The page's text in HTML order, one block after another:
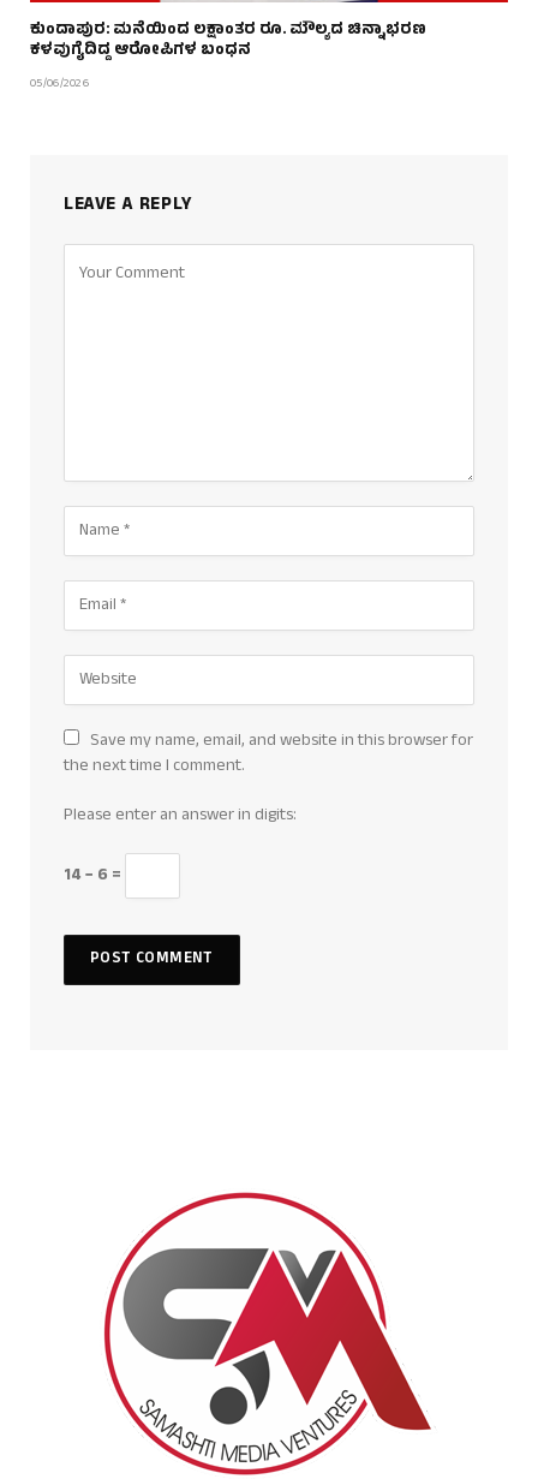
ಕುಂದಾಪುರ: ‌ಮನೆಯಿಂದ ಲಕ್ಷಾಂತರ ರೂ. ಮೌಲ್ಯದ ಚಿನ್ನಾಭರಣ
ಕಳವುಗೈದಿದ್ದ ಆರೋಪಿಗಳ ಬಂಧನ
05/06/2026
LEAVE A REPLY
Save my name, email, and website in this browser for
the next time I comment.
Please enter an answer in digits:
14 − 6 =